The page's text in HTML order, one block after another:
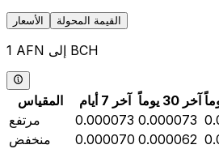
الأسعار القيمة المحولة
1 AFN إلى BCH
المقياس آخر 7 أيام آخر 30 يوماً
مرتفع
0.000073 0.000073
منخفض
0.000070 0.000062